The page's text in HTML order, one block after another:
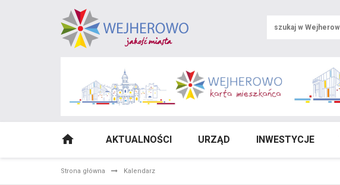
AKTUALNOŚCI URZĄD INWESTYCJE
Strona główna Kalendarz